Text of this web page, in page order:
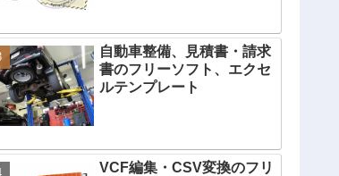
自動車整備、見積書・請求
書のフリーソフト、エクセ
ルテンプレート
VCF編集・CSV変換のフリ